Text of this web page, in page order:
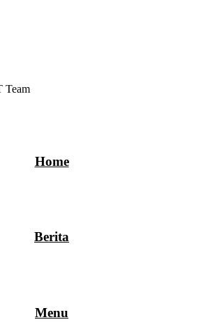
Team
Home
Berita
Menu